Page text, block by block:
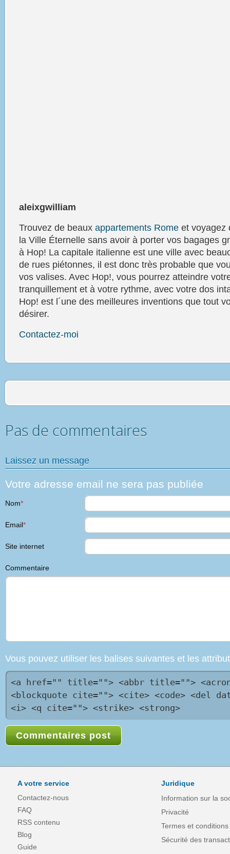
aleixgwilliam
Trouvez de beaux appartements Rome et voyagez
la Ville Éternelle sans avoir à porter vos bagages
à Hop! La capitale italienne est une ville avec
de rues piétonnes, il est donc très probable que
vos valises. Avec Hop!, vous pourrez atteindre
tranquillement et à votre rythme, avec votre dos
Hop! est l´une des meilleures inventions que tout
désirer.
Contactez-moi
Pas de commentaires
Laissez un message
Votre adresse email ne sera pas publiée
Nom*
Email*
Site internet
Commentaire
Vous pouvez utiliser les balises suivantes et les
<a href="" title=""> <abbr title="">
<blockquote cite=""> <cite> <code> <del
<i> <q cite=""> <strike> <strong>
A votre service
Contactez-nous
FAQ
RSS contenu
Blog
Guide
Juridique
Information sur la
Privacité
Termes et conditions
Sécurité des